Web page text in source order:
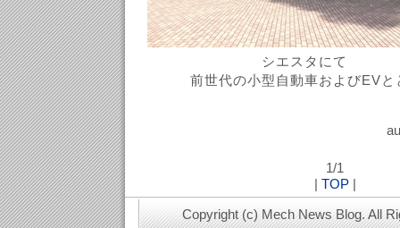
シエスタにて
前世代の小型自動車およびEVと
1/1
| TOP|
Copyright (c) Mech News Blog. All